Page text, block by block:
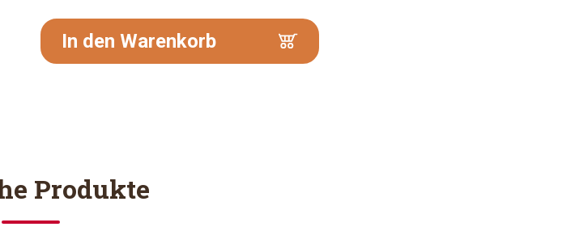
In den Warenkorb
Produkte